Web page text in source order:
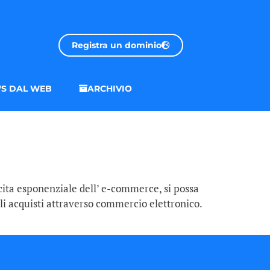
Registra un dominio
DAL WEB ARCHIVIO
esponenziale dell’ e-commerce, si possa
acquisti attraverso commercio elettronico.